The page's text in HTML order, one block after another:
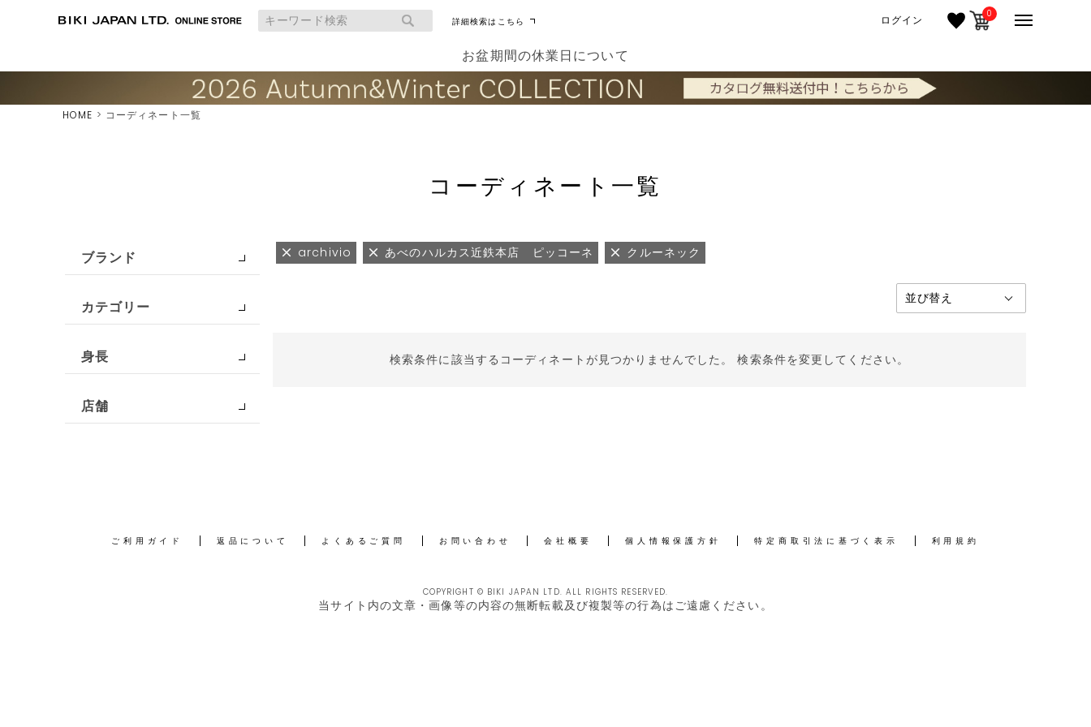
詳細検索はこちら ログイン 0
お盆期間の休業日について
HOME コーディネート一覧
コーディネート一覧
ブランド
カテゴリー
身長
店舗
archivio あべのハルカス近鉄本店 ピッコーネ クルーネック
検索条件に該当するコーディネートが見つかりませんでした。 検索条件を変更してください。
ご利用ガイド 返品について よくあるご質問 お問い合わせ 会社概要 個人情報保護方針 特定商取引法に基づく表示 利用規約
COPYRIGHT © BIKI JAPAN LTD. ALL RIGHTS RESERVED.
当サイト内の文章・画像等の内容の無断転載及び複製等の行為はご遠慮ください。